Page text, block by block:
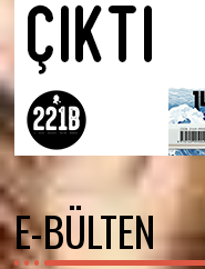
E-BÜLTEN